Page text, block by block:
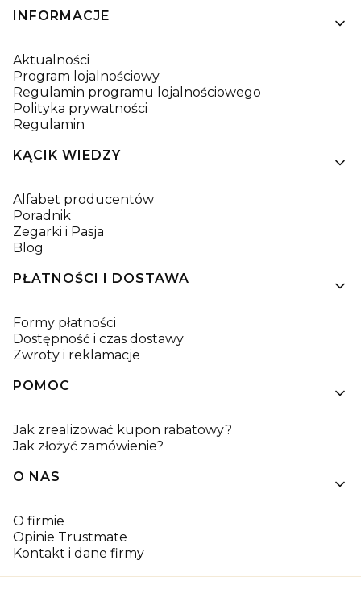
Linki w stopce
INFORMACJE
Aktualności
Program lojalnościowy
Regulamin programu lojalnościowego
Polityka prywatności
Regulamin
KĄCIK WIEDZY
Alfabet producentów
Poradnik
Zegarki i Pasja
Blog
PŁATNOŚCI I DOSTAWA
Formy płatności
Dostępność i czas dostawy
Zwroty i reklamacje
POMOC
Jak zrealizować kupon rabatowy?
Jak złożyć zamówienie?
O NAS
O firmie
Opinie Trustmate
Kontakt i dane firmy